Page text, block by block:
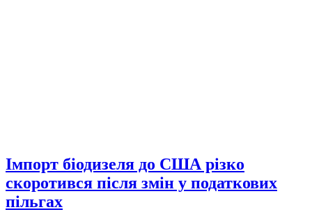
Імпорт біодизеля до США різко
скоротився після змін у податкових
пільгах